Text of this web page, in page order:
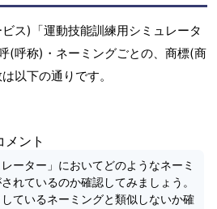
ス)「運動技能訓練用シミュレータ
(呼称)・ネーミングごとの、商標(商
以下の通りです。
メント
ーター」においてどのようなネーミ
れているのか確認してみましょう。
ているネーミングと類似しないか確